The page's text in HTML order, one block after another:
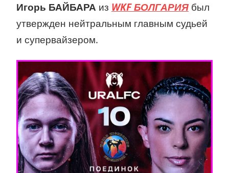
Игорь БАЙБАРА из WKF БОЛГАРИЯ был
утвержден нейтральным главным судьей
и супервайзером.